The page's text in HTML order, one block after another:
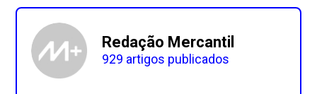
Redação Mercantil
929 artigos publicados